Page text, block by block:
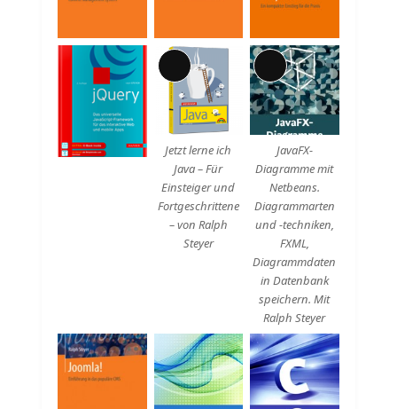
Lange
Beschreibung
Jetzt lerne ich
Java – Für
Einsteiger und
Fortgeschrittene
– von Ralph
Steyer
Lange
Beschreibung
JavaFX-
Diagramme mit
Netbeans.
Diagrammarten
und -techniken,
FXML,
Diagrammdaten
in Datenbank
speichern. Mit
Ralph Steyer